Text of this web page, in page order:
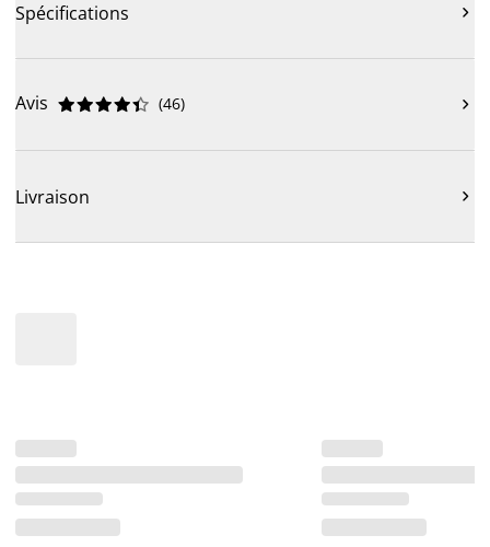
Spécifications 
Avis 




 (46) 
Livraison 